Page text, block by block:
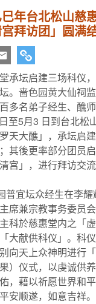
年台北松山慈
拜访团」圆满
承坛启建三场科仪
。啬色园黄大仙祠
多名弟子经生、醮
至5月3 日到台北松
天大醮」，承坛启
其後更率部分团员
宫」，进行拜访交流
普宜坛众经生在李
席兼宗教事务委员
科於慈惠堂内之「
献供科仪」。科
向天上众神明进行「
）仪式，以虔诚供
，藉以祈愿世界和
安顺遂，如意吉祥。